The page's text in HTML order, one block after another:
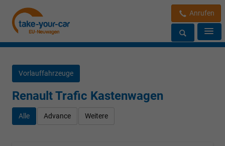
Anrufen
Vorlauffahrzeuge
Renault Trafic Kastenwagen
Alle Advance Weitere